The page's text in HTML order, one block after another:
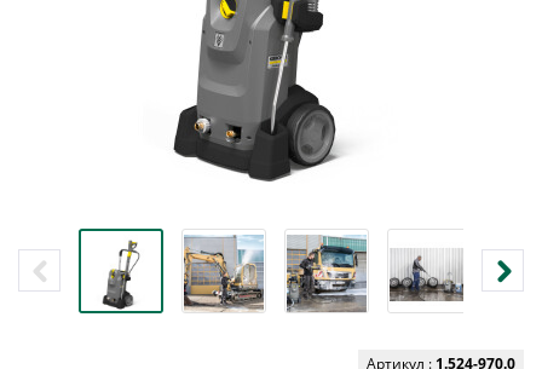
Артикул : 1.524-970.0